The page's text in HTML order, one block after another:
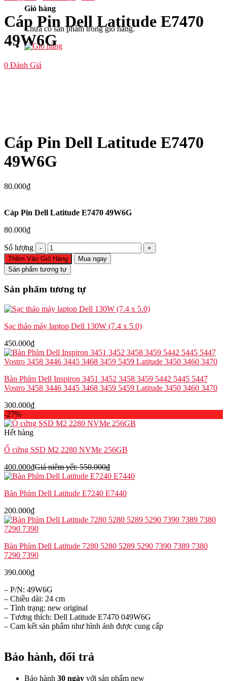
Giỏ hàng
Chưa có sản phẩm trong giỏ hàng.
Cáp Pin Dell Latitude E7470
49W6G
0 Đánh Giá
Cáp Pin Dell Latitude E7470
49W6G
80.000₫
Cáp Pin Dell Latitude E7470 49W6G
80.000₫
Số lượng
Cáp
Pin
Dell
Latitude
49W6G
lượng
Thêm Vào Giỏ Hàng
Mua ngay
Sản phẩm tương tự
Sản phẩm tương tự
Sạc tháo máy laptop Dell 130W (7.4 x 5.0)
450.000₫
Bàn Phím Dell Inspiron 3451 3452 3458 3459 5442 5445 5447
Vostro 3458 3446 3445 3468 3459 5459 Latitude 3450 3460 3470
300.000₫
-27%
Hết hàng
Ổ cứng SSD M2 2280 NVMe 256GB
400.000₫Giá niêm yết:550.000₫
Bàn Phím Dell Latitude E7240 E7440
200.000₫
Bàn Phím Dell Latitude 7280 5280 5289 5290 7390 7389 7380
7290 7390
390.000₫
– P/N: 49W6G
– Chiều dài: 24 cm
– Tình trạng: new original
– Tương thích: Dell Latitude E7470 049W6G
– Cam kết sản phẩm như hình ảnh được cung cấp
Bảo hành, đổi trả
Bảo hành 30 ngày với sản phẩm new